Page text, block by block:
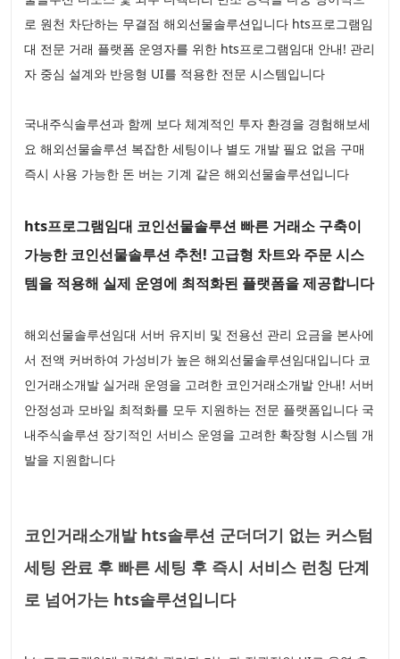
로 원천 차단하는 무결점 해외선물솔루션입니다 hts프로그램임
대 전문 거래 플랫폼 운영자를 위한 hts프로그램임대 안내! 관리
자 중심 설계와 반응형 UI를 적용한 전문 시스템입니다
국내주식솔루션과 함께 보다 체계적인 투자 환경을 경험해보세
요 해외선물솔루션 복잡한 세팅이나 별도 개발 필요 없음 구매
즉시 사용 가능한 돈 버는 기계 같은 해외선물솔루션입니다
hts프로그램임대 코인선물솔루션 빠른 거래소 구축이
가능한 코인선물솔루션 추천! 고급형 차트와 주문 시스
템을 적용해 실제 운영에 최적화된 플랫폼을 제공합니다
해외선물솔루션임대 서버 유지비 및 전용선 관리 요금을 본사에
서 전액 커버하여 가성비가 높은 해외선물솔루션임대입니다 코
인거래소개발 실거래 운영을 고려한 코인거래소개발 안내! 서버
안정성과 모바일 최적화를 모두 지원하는 전문 플랫폼입니다 국
내주식솔루션 장기적인 서비스 운영을 고려한 확장형 시스템 개
발을 지원합니다
코인거래소개발 hts솔루션 군더더기 없는 커스텀
세팅 완료 후 빠른 세팅 후 즉시 서비스 런칭 단계
로 넘어가는 hts솔루션입니다